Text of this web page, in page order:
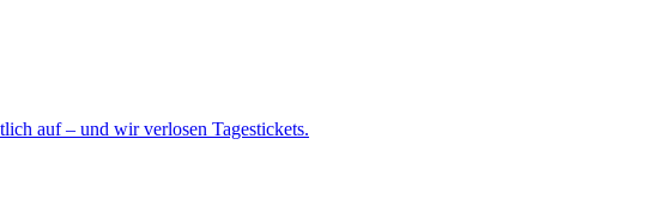
auf – und wir verlosen Tagestickets.